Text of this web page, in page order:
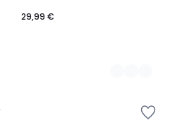
29,99 €